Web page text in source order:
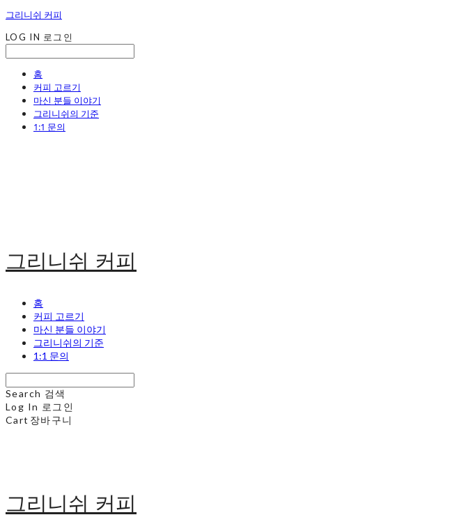
그리니쉬 커피
LOG IN 로그인
홈
커피 고르기
마신 분들 이야기
그리니쉬의 기준
1:1 문의
그리니쉬 커피
홈
커피 고르기
마신 분들 이야기
그리니쉬의 기준
1:1 문의
Search 검색
Log In 로그인
Cart 장바구니
그리니쉬 커피